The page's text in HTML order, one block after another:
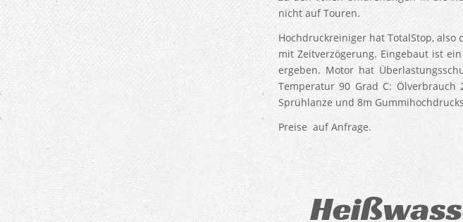
nicht auf Touren.
Hochdruckreiniger hat TotalStop,
mit Zeitverzögerung. Eingebaut ist
ergeben. Motor hat
Temperatur 90 Grad C:
Sprühlanze und 8m